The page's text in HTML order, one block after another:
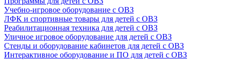
Учебно-игровое оборудование с ОВЗ
ЛФК и спортивные товары для детей с ОВЗ
Реабилитационная техника для детей с ОВЗ
Уличное игровое оборудование для детей с ОВЗ
Стенды и оборудование кабинетов для детей с ОВЗ
Интерактивное оборудование и ПО для детей с ОВЗ